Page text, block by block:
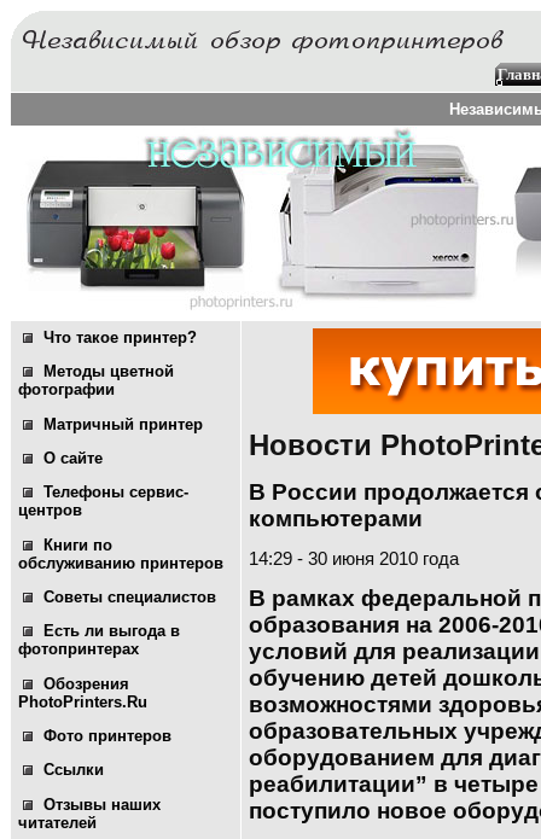
Что такое принтер?
Методы цветной
фотографии
Матричный принтер
О сайте
Телефоны сервис-
центров
Книги по
обслуживанию принтеров
Советы специалистов
Есть ли выгода в
фотопринтерах
Обозрения
PhotoPrinters.Ru
Фото принтеров
Ссылки
Отзывы наших
читателей
Новости
В России продолжается
компьютерами
14:29 - 30 июня 2010 года
В рамках федеральной
образования на 2006-
условий для
обучению детей
возможностями
образовательных
оборудованием для
реабилитации” в
поступило новое